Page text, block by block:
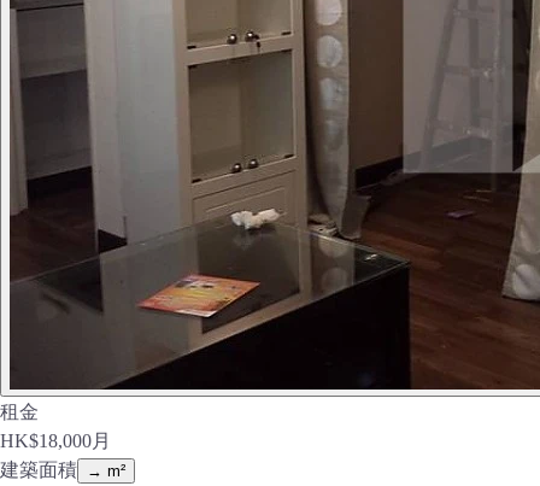
租金
HK$18,000月
建築面積
→ m²